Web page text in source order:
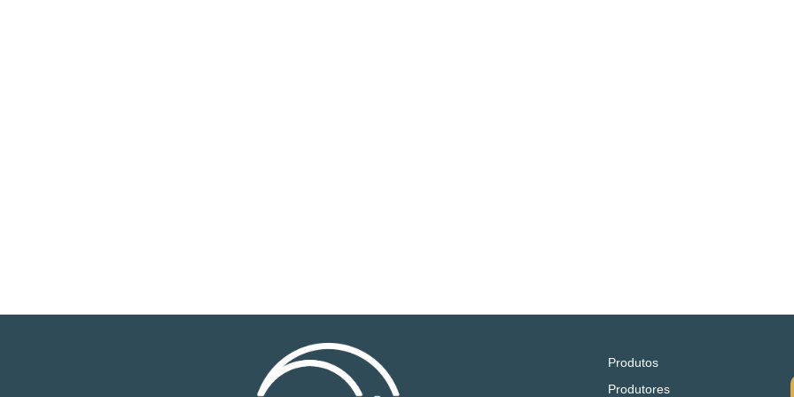
Produtos
Produtores